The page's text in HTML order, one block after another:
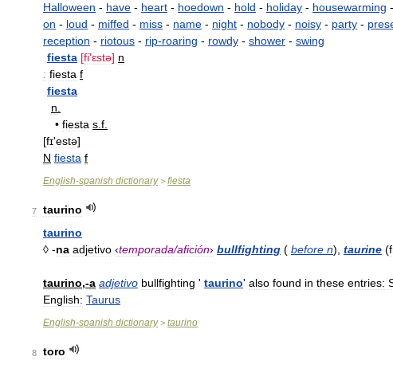
Halloween - have - heart - hoedown - hold - holiday - housewarming -
on - loud - miffed - miss - name - night - nobody - noisy - party -
reception - riotous - rip-roaring - rowdy - shower - swing
fiesta [fi'ɛstə] n
: fiesta f
fiesta
n
• fiesta s f
[fɪ'estǝ]
N fiesta f
English-spanish dictionary> fiesta
7
taurino
taurino
◊ -na adjetivo ‹temporada/afición› bullfighting ( before n), taurine (
taurino,-a adjetivo bullfighting ' taurino' also found in these entries:
English: Taurus
English-spanish dictionary> taurino
8 toro